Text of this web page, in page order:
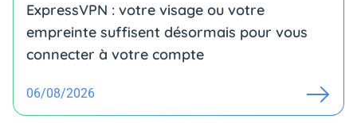
ExpressVPN : votre visage ou votre
empreinte suffisent désormais pour vous
connecter à votre compte
06/08/2026